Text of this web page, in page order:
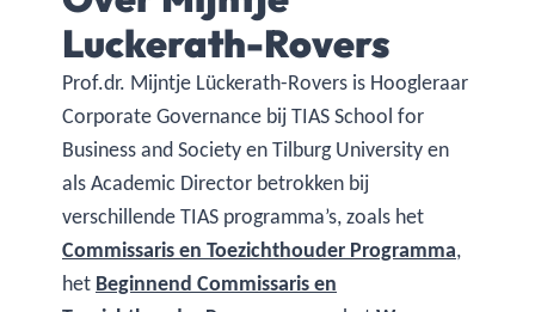
Luckerath-Rovers
Prof.dr. Mijntje Lückerath-Rovers is Hoogleraar
Corporate Governance bij TIAS School for
Business and Society en Tilburg University en
als Academic Director betrokken bij
verschillende TIAS programma’s, zoals het
Commissaris en Toezichthouder Programma,
het Beginnend Commissaris en